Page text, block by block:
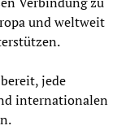
und weltweit
jede
internationalen